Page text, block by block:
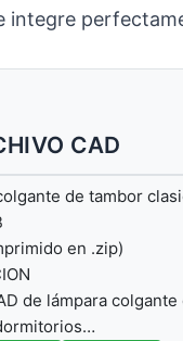
integre
CAD
de tambor
en .zip)
de lámpara